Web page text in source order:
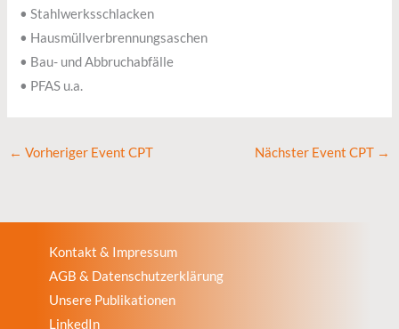
• Stahlwerksschlacken
• Hausmüllverbrennungsaschen
• Bau- und Abbruchabfälle
• PFAS u.a.
← Vorheriger Event CPT Nächster Event CPT →
Kontakt & Impressum
AGB & Datenschutzerklärung
Unsere Publikationen
LinkedIn